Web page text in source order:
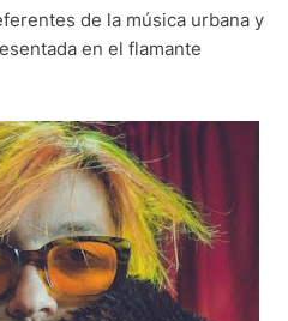
de la música urbana y
en el flamante